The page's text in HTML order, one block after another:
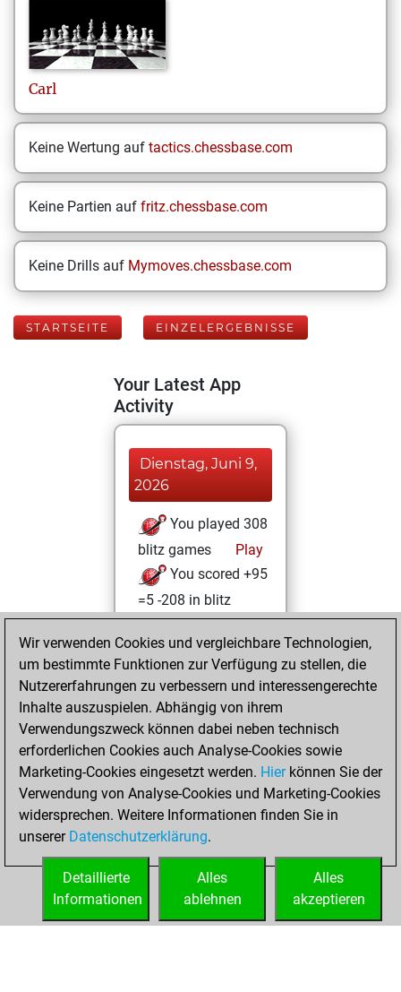
Carl
Keine Wertung auf tactics.chessbase.com
Keine Partien auf fritz.chessbase.com
Keine Drills auf Mymoves.chessbase.com
STARTSEITE EINZELERGEBNISSE
Your Latest App
Activity
Dienstag, Juni 9,
2026
You played 308
blitz games
Play
You scored +95
=5 -208 in blitz
You played 61
slow games
You scored +18
=2 -41 in slow games
Freitag, Mai 22,
2026
You played 31
bullet games
Play
You scored +6
=0 -25 in bullet
Wir verwenden Cookies und vergleichbare Technologien,
um bestimmte Funktionen zur Verfügung zu stellen, die
Nutzererfahrungen zu verbessern und interessengerechte
Inhalte auszuspielen. Abhängig von ihrem
Verwendungszweck können dabei neben technisch
erforderlichen Cookies auch Analyse-Cookies sowie
Marketing-Cookies eingesetzt werden. Hierkönnen Sie der
Verwendung von Analyse-Cookies und Marketing-Cookies
widersprechen. Weitere Informationen finden Sie in
unserer Datenschutzerklärung.
Alles
akzeptieren
Alles
ablehnen
Detaillierte
Informationen